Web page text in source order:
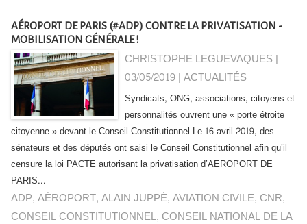
AÉROPORT DE PARIS (#ADP) CONTRE LA PRIVATISATION -
MOBILISATION GÉNÉRALE !
CHRISTOPHE LEGUEVAQUES |
03/05/2019|ACTUALITÉS
Syndicats, ONG, associations, citoyens et
personnalités ouvrent une « porte étroite
citoyenne » devant le Conseil Constitutionnel Le 16 avril 2019, des
sénateurs et des députés ont saisi le Conseil Constitutionnel afin qu’il
censure la loi PACTE autorisant la privatisation d’AEROPORT DE
PARIS...
ADP,AÉROPORT,ALAIN JUPPÉ,AVIATION CIVILE, CNR,
CONSEIL CONSTITUTIONNEL, CONSEIL NATIONAL DE LA